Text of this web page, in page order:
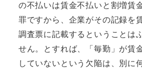
の不払いは賃金不払いと割増賃
罪ですから、企業がその記録を
調査票に記載するということは
せん。とすれば、「毎勤」が賃
していないという欠陥は、別に